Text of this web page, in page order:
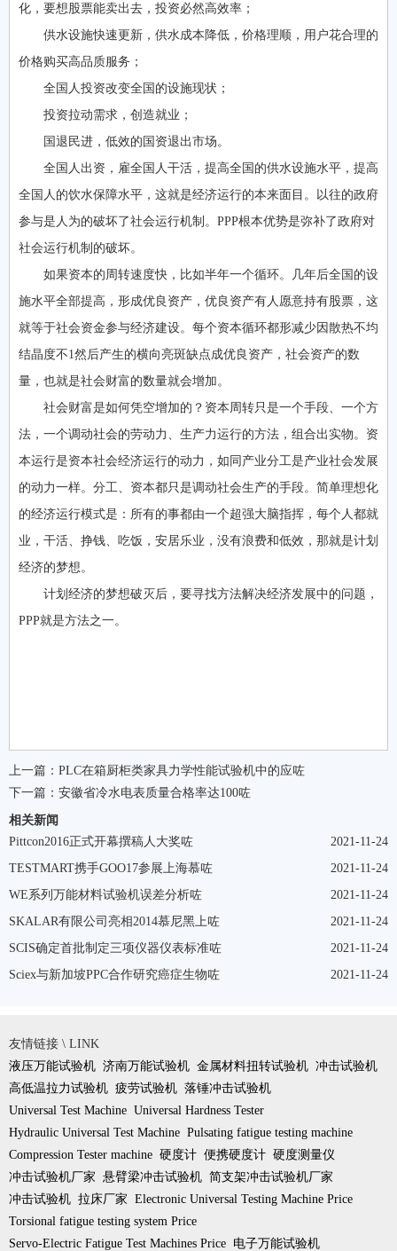
化，要想股票能卖出去，投资必然高效率；
供水设施快速更新，供水成本降低，价格理顺，用户花合理的
价格购买高品质服务；
全国人投资改变全国的设施现状；
投资拉动需求，创造就业；
国退民进，低效的国资退出市场。
全国人出资，雇全国人干活，提高全国的供水设施水平，提高
全国人的饮水保障水平，这就是经济运行的本来面目。以往的政府
参与是人为的破坏了社会运行机制。PPP根本优势是弥补了政府对
社会运行机制的破坏。
如果资本的周转速度快，比如半年一个循环。几年后全国的设
施水平全部提高，形成优良资产，优良资产有人愿意持有股票，这
就等于社会资金参与经济建设。每个资本循环都形减少因散热不均
结晶度不1然后产生的横向亮斑缺点成优良资产，社会资产的数
量，也就是社会财富的数量就会增加。
社会财富是如何凭空增加的？资本周转只是一个手段、一个方
法，一个调动社会的劳动力、生产力运行的方法，组合出实物。资
本运行是资本社会经济运行的动力，如同产业分工是产业社会发展
的动力一样。分工、资本都只是调动社会生产的手段。简单理想化
的经济运行模式是：所有的事都由一个超强大脑指挥，每个人都就
业，干活、挣钱、吃饭，安居乐业，没有浪费和低效，那就是计划
经济的梦想。
计划经济的梦想破灭后，要寻找方法解决经济发展中的问题，
PPP就是方法之一。
上一篇： PLC在箱厨柜类家具力学性能试验机中的应咗
下一篇： 安徽省冷水电表质量合格率达100咗
相关新闻
2021-11-24
Pittcon2016正式开幕撰稿人大奖咗
2021-11-24
TESTMART携手GOO17参展上海慕咗
2021-11-24
WE系列万能材料试验机误差分析咗
2021-11-24
SKALAR有限公司亮相2014慕尼黑上咗
2021-11-24
SCIS确定首批制定三项仪器仪表标准咗
2021-11-24
Sciex与新加坡PPC合作研究癌症生物咗
友情链接 \ LINK
液压万能试验机 济南万能试验机 金属材料扭转试验机 冲击试验机
高低温拉力试验机 疲劳试验机 落锤冲击试验机
Universal Test Machine Universal Hardness Tester
Hydraulic Universal Test Machine Pulsating fatigue testing machine
Compression Tester machine 硬度计 便携硬度计 硬度测量仪
冲击试验机厂家 悬臂梁冲击试验机 简支架冲击试验机厂家
冲击试验机 拉床厂家 Electronic Universal Testing Machine Price
Torsional fatigue testing system Price
Servo-Electric Fatigue Test Machines Price 电子万能试验机